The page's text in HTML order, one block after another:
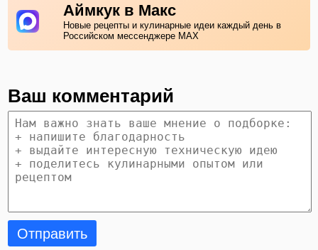
Аймкук в Макс
Новые рецепты и кулинарные идеи каждый день в
Российском мессенджере MAX
Ваш комментарий
Отправить